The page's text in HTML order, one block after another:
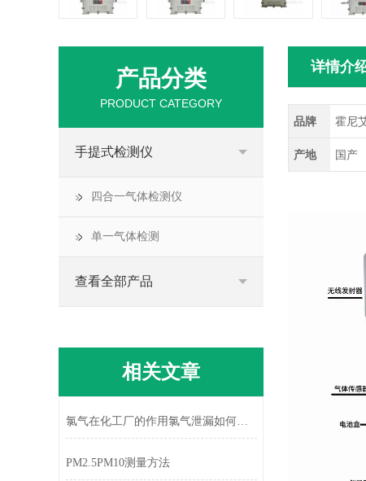
详情介
品牌 霍尼
产地 国产
产品分类
PRODUCT CATEGORY
手提式检测仪
四合一气体检测仪
单一气体检测
查看全部产品
相关文章
氯气在化工厂的作用氯气泄漏如何处理
PM2.5PM10测量方法